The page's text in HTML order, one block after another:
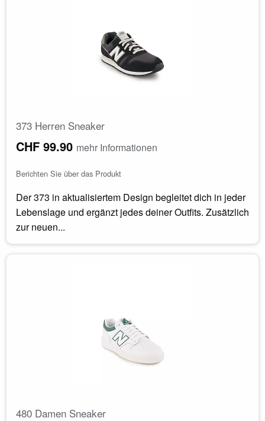
373 Herren Sneaker
CHF 99.90 mehr Informationen
Berichten Sie über das Produkt
Der 373 in aktualisiertem Design begleitet dich in jeder
Lebenslage und ergänzt jedes deiner Outfits. Zusätzlich
zur neuen...
480 Damen Sneaker